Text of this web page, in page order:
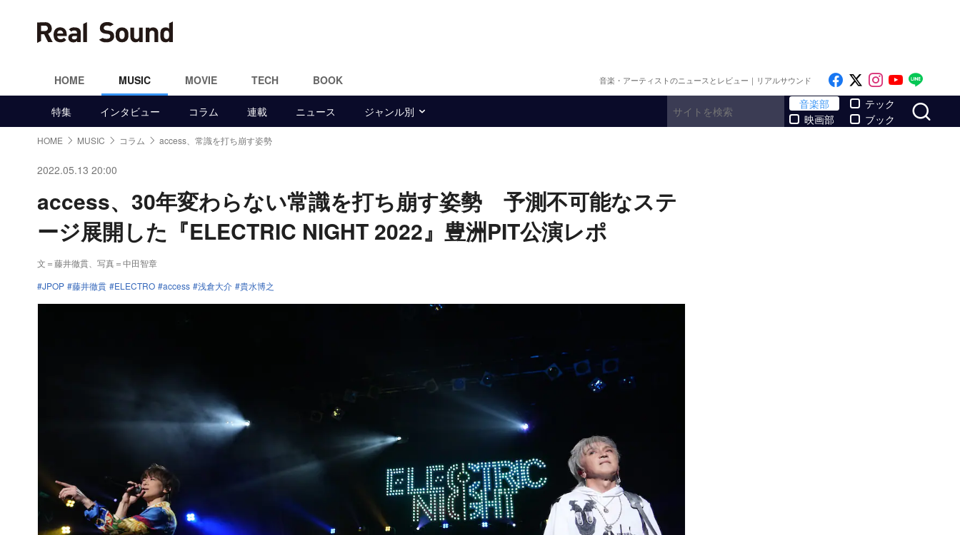
HOME MUSIC MOVIE TECH BOOK 音楽・アーティストのニュースとレビュー｜リアルサウンド Like on Facebook
Follow on x
Follow on
Follow
特集 インタビュー コラム 連載 ニュース ジャンル別
音楽部
映画部
テック
ブック
HOME MUSIC コラム access、常識を打ち崩す姿勢
2022.05.13 20:00
access、30年変わらない常識を打ち崩す姿勢 予測不可能なステ
ージ展開した『ELECTRIC NIGHT 2022』豊洲PIT公演レポ
文＝藤井徹貫 、写真＝中田智章
JPOP
藤井徹貫 ELECTRO access 浅倉大介 貴水博之